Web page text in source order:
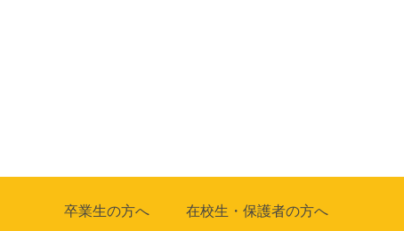
卒業生の方へ 在校生・保護者の方へ